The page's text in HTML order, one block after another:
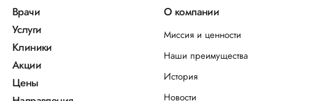
Врачи
Услуги
Клиники
Акции
Цены
О компании
Миссия и ценности
Наши преимущества
История
Новости